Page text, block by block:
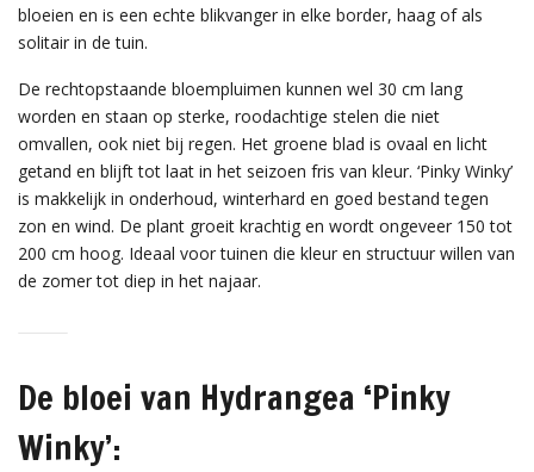
bloeien en is een echte blikvanger in elke border, haag of als
solitair in de tuin.
De rechtopstaande bloempluimen kunnen wel 30 cm lang
worden en staan op sterke, roodachtige stelen die niet
omvallen, ook niet bij regen. Het groene blad is ovaal en licht
getand en blijft tot laat in het seizoen fris van kleur. ‘Pinky Winky’
is makkelijk in onderhoud, winterhard en goed bestand tegen
zon en wind. De plant groeit krachtig en wordt ongeveer 150 tot
200 cm hoog. Ideaal voor tuinen die kleur en structuur willen van
de zomer tot diep in het najaar.
De bloei van Hydrangea ‘Pinky
Winky’: